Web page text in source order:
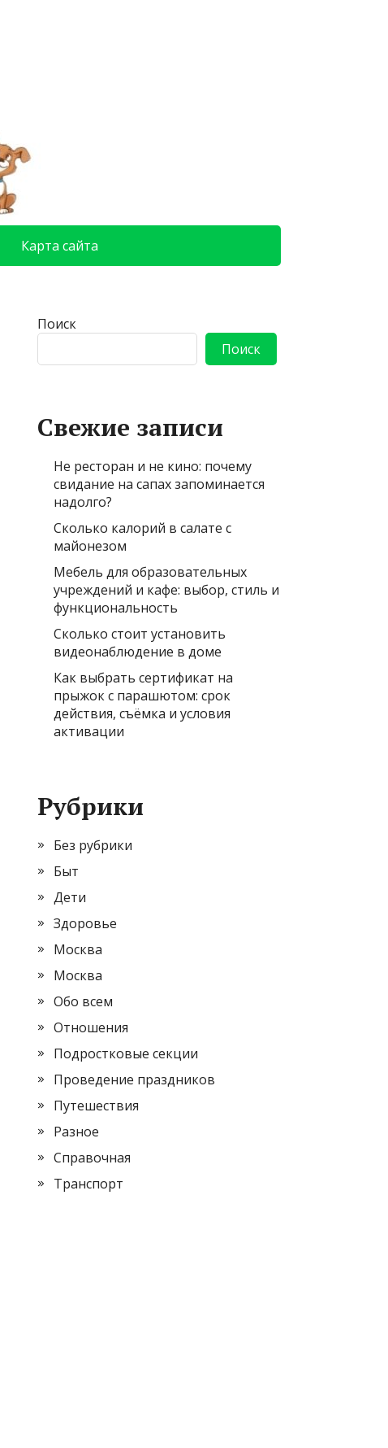
Карта сайта
Поиск
Поиск
Свежие записи
Не ресторан и не кино: почему
свидание на сапах запоминается
надолго?
Сколько калорий в салате с
майонезом
Мебель для образовательных
учреждений и кафе: выбор, стиль и
функциональность
Сколько стоит установить
видеонаблюдение в доме
Как выбрать сертификат на
прыжок с парашютом: срок
действия, съёмка и условия
активации
Рубрики
Без рубрики
Быт
Дети
Здоровье
Москва
Москва
Обо всем
Отношения
Подростковые секции
Проведение праздников
Путешествия
Разное
Справочная
Транспорт